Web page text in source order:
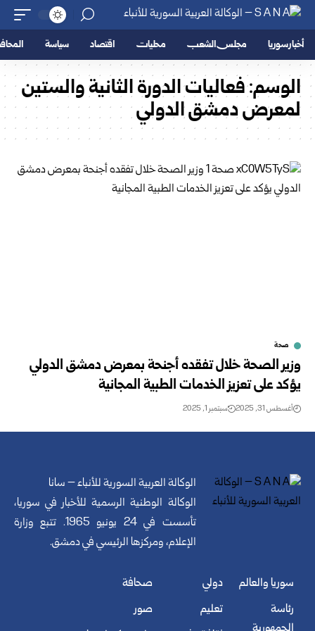
أخبار سوريا مجلس الشعب محليات اقتصاد سياسة
الوسم:فعاليات الدورة الثانية والستين
لمعرض دمشق الدولي
صحة
وزير الصحة خلال تفقده أجنحة بمعرض دمشق الدولي
يؤكد على تعزيز الخدمات الطبية المجانية
أغسطس 31, 2025 سبتمبر 1, 2025
الوكالة العربية السورية للأنباء – سانا
الوكالة الوطنية الرسمية للأخبار في سوريا،
تأسست في 24 يونيو 1965. تتبع وزارة
الإعلام، ومركزها الرئيسي في دمشق.
سوريا والعالم
رئاسة
دولي
تعليم
صحافة
صور